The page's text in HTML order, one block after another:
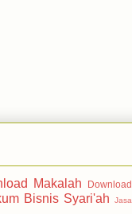
Makalah
Download
Bisnis Syari'ah Jasa